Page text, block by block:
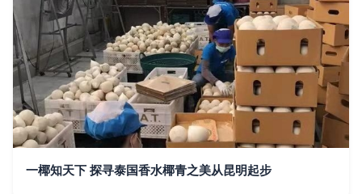
一椰知天下 探寻泰国香水椰青之美从昆明起步